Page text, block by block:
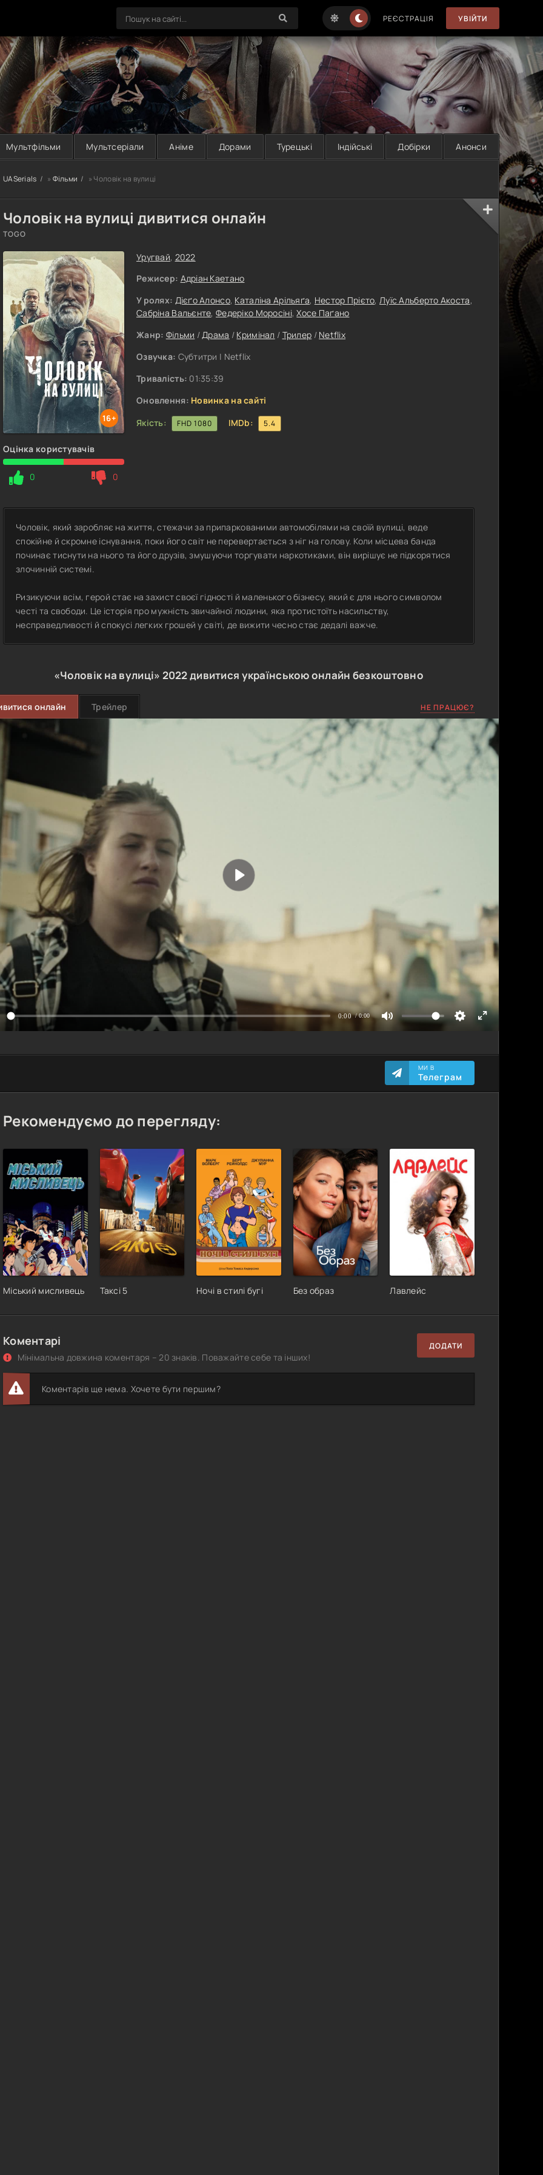
РЕЄСТРАЦІЯ УВІЙТИ
Мультфільми Мультсеріали Аніме Дорами Турецькі Індійські Добірки Анонси
UASerials » Фільми » Чоловік на вулиці
Чоловік на вулиці дивитися онлайн
TOGO
16+
Оцінка користувачів
0 0
Уругвай, 2022
Режисер: Адріан Каетано
У ролях: Дієґо Алонсо, Каталіна Арільяґа, Нестор Прієто, Луїс Альберто Акоста,
Сабріна Вальєнте,Федеріко Моросіні,Хосе Паґано
Жанр: Фільми /Драма / Кримінал / Трилер / Netflix
Озвучка: Субтитри | Netflix
Тривалість: 01:35:39
Оновлення: Новинка на сайті
Якість:
FHD 1080 IMDb: 5.4
Чоловік, який заробляє на життя, стежачи за припаркованими автомобілями на своїй вулиці, веде
спокійне й скромне існування, поки його світ не перевертається з ніг на голову. Коли місцева банда
починає тиснути на нього та його друзів, змушуючи торгувати наркотиками, він вирішує не підкорятися
злочинній системі.
Ризикуючи всім, герой стає на захист своєї гідності й маленького бізнесу, який є для нього символом
честі та свободи. Це історія про мужність звичайної людини, яка протистоїть насильству,
несправедливості й спокусі легких грошей у світі, де вижити чесно стає дедалі важче.
«Чоловік на вулиці» 2022дивитися українською онлайн безкоштовно
онлайн Трейлер НЕ ПРАЦЮЄ?
МИ В
Телеграм
Рекомендуємо до перегляду:
Міський мисливець Таксі 5 Ночі в стилі бугі Без образ Лавлейс
Коментарі
Мінімальна довжина коментаря – 20 знаків. Поважайте себе та інших!
ДОДАТИ
Коментарів ще нема. Хочете бути першим?